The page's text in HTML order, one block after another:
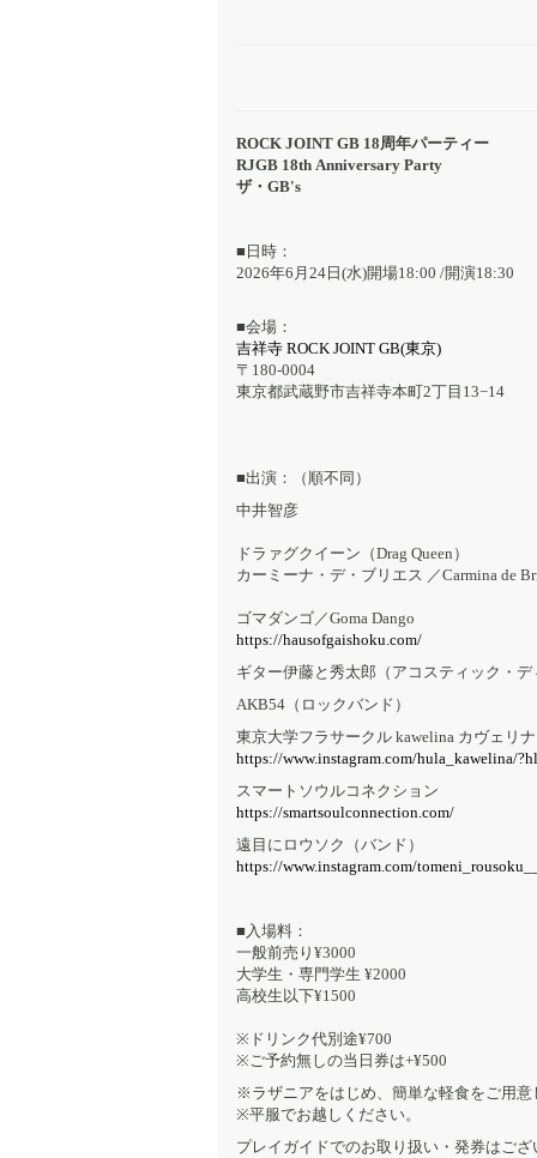
ROCK JOINT GB 18周年パーティー
RJGB 18th Anniversary Party
ザ・GB's
■日時：
2026年6月24日(水)開場18:00 /開演18:30
■会場：
吉祥寺 ROCK JOINT GB(東京)
〒180-0004
東京都武蔵野市吉祥寺本町2丁目13−14
■出演：（順不同）
中井智彦
ドラァグクイーン（Drag Queen）
カーミーナ・デ・ブリエス ／Carmina de
ゴマダンゴ／Goma Dango
https://hausofgaishoku.com/
ギター伊藤と秀太郎（アコスティック・デ
AKB54（ロックバンド）
東京大学フラサークル kawelina カヴェリナ
https://www.instagram.com/hula_kawelina/
スマートソウルコネクション
https://smartsoulconnection.com/
遠目にロウソク（バンド）
https://www.instagram.com/
■入場料：
一般前売り¥3000
大学生・専門学生 ¥2000
高校生以下¥1500
※ドリンク代別途¥700
※ご予約無しの当日券は+¥500
※ラザニアをはじめ、簡単な軽食をご用意
※平服でお越しください。
プレイガイドでのお取り扱い・発券はござ